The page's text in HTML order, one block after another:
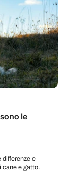
le
differenze e
cane e gatto.